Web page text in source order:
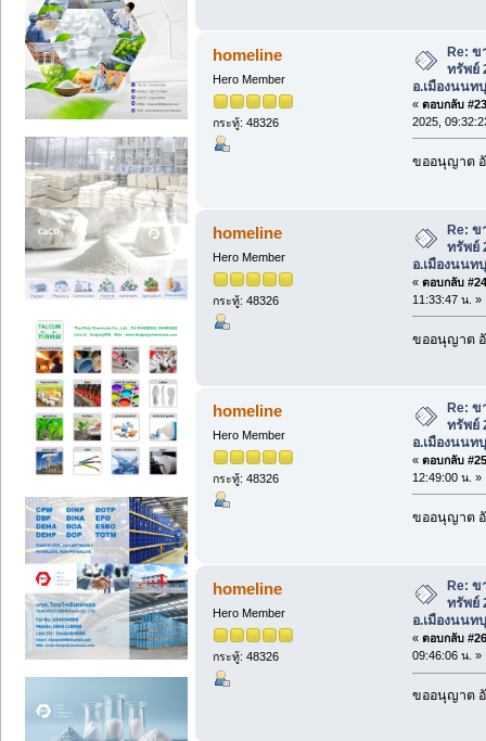
homeline
Hero Member
กระทู้: 48326
Re: ข
ทรัพย์
อ.เมืองนนท
« ตอบกลับ
2025,
ขออนุญาต
homeline
Hero Member
กระทู้: 48326
Re: ข
ทรัพย์
อ.เมืองนนท
« ตอบกลับ
11:33:47 น. »
ขออนุญาต
homeline
Hero Member
กระทู้: 48326
Re:
ทรัพย์
อ.เมืองนนท
« ตอบกลับ
12:49:00 น. »
ขออนุญาต
homeline
Hero Member
กระทู้: 48326
Re:
ทรัพย์
อ.เมืองนนท
« ตอบกลับ
09:46:06 น. »
ขออนุญาต